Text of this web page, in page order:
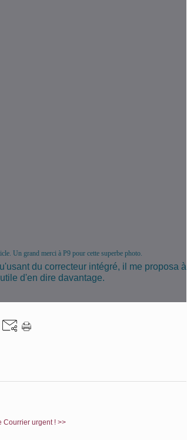
Un grand merci à P9 pour cette superbe photo.
du correcteur intégré, il me proposa à
d'en dire davantage.
Courrier urgent ! >>